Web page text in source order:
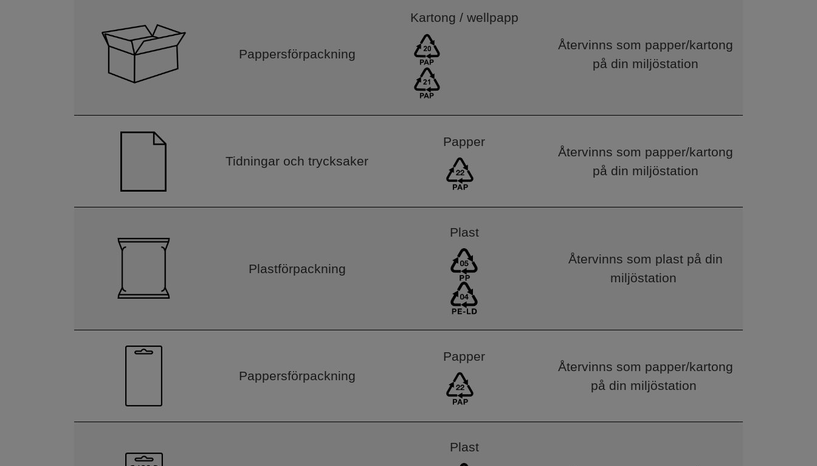
Pappersförpackning
Kartong / wellpapp
Återvinns som papper/kartong
på din miljöstation
Tidningar och trycksaker
Papper
Återvinns som papper/kartong
på din miljöstation
Plastförpackning
Plast
Återvinns som plast på din
miljöstation
Pappersförpackning
Papper
Återvinns som papper/kartong
på din miljöstation
Plast